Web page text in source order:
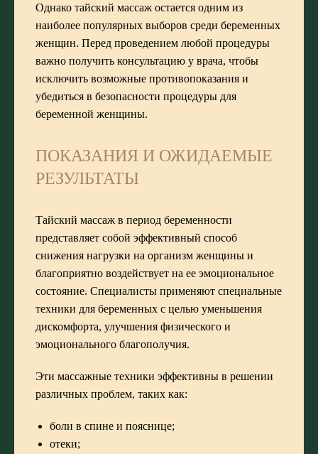
Однако тайский массаж остается одним из
наиболее популярных выборов среди беременных
женщин. Перед проведением любой процедуры
важно получить консультацию у врача, чтобы
исключить возможные противопоказания и
убедиться в безопасности процедуры для
беременной женщины.
ПОКАЗАНИЯ И ОЖИДАЕМЫЕ
РЕЗУЛЬТАТЫ
Тайский массаж в период беременности
представляет собой эффективный способ
снижения нагрузки на организм женщины и
благоприятно воздействует на ее эмоциональное
состояние. Специалисты применяют специальные
техники для беременных с целью уменьшения
дискомфорта, улучшения физического и
эмоционального благополучия.
Эти массажные техники эффективны в решении
различных проблем, таких как:
боли в спине и пояснице;
отеки;